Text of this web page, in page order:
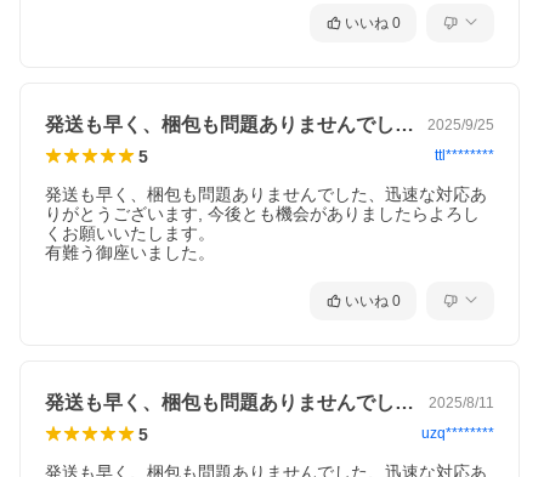
いいね 0
発送も早く、梱包も問題ありませんでした… 2025/9/25
5 ttl********
発送も早く、梱包も問題ありませんでした、迅速な対応あ
りがとうございます, 今後とも機会がありましたらよろし
くお願いいたします。
有難う御座いました。
いいね 0
発送も早く、梱包も問題ありませんでした… 2025/8/11
5 uzq********
発送も早く、梱包も問題ありませんでした、迅速な対応あ